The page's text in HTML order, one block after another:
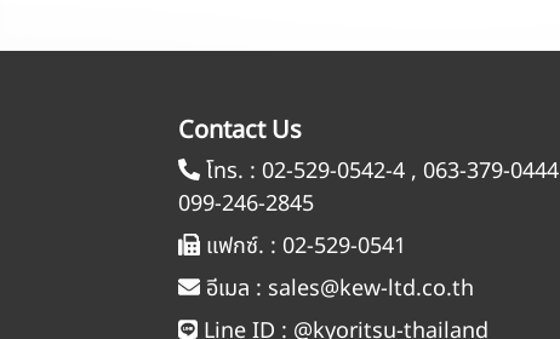
Contact Us
โทร. : 02-529-0542-4 , 063-379-0444
099-246-2845
แฟกซ์. : 02-529-0541
อีเมล : sales@kew-ltd.co.th
Line ID : @kyoritsu-thailand